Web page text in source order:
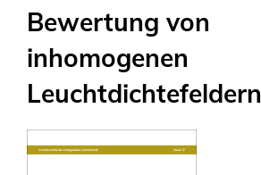
Bewertung von
inhomogenen
Leuchtdichtefeldern